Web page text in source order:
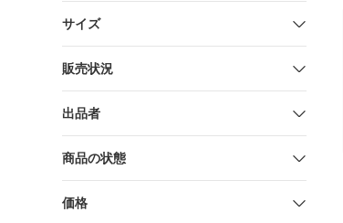
サイズ
販売状況
出品者
商品の状態
価格